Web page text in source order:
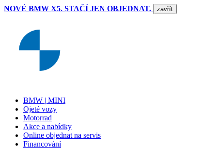
NOVÉ BMW X5. STAČÍ JEN OBJEDNAT. zavřít
BMW | MINI
Ojeté vozy
Motorrad
Akce a nabídky
Online objednat na servis
Financování